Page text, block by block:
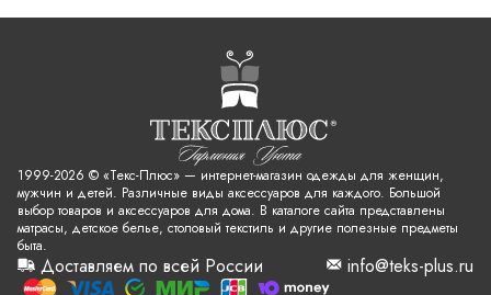
1999-2026 © «Текс-Плюс» — интернет-магазин одежды для женщин,
мужчин и детей. Различные виды аксессуаров для каждого. Большой
выбор товаров и аксессуаров для дома. В каталоге сайта представлены
матрасы, детское белье, столовый текстиль и другие полезные предметы
быта.
Доставляем по всей России info@teks-plus.ru